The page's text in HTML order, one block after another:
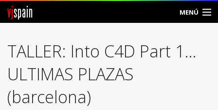
vjspain MENÚ
Foros
Noticias
Vjspain
TALLER: Into C4D Part 1…
ULTIMAS PLAZAS
(barcelona)